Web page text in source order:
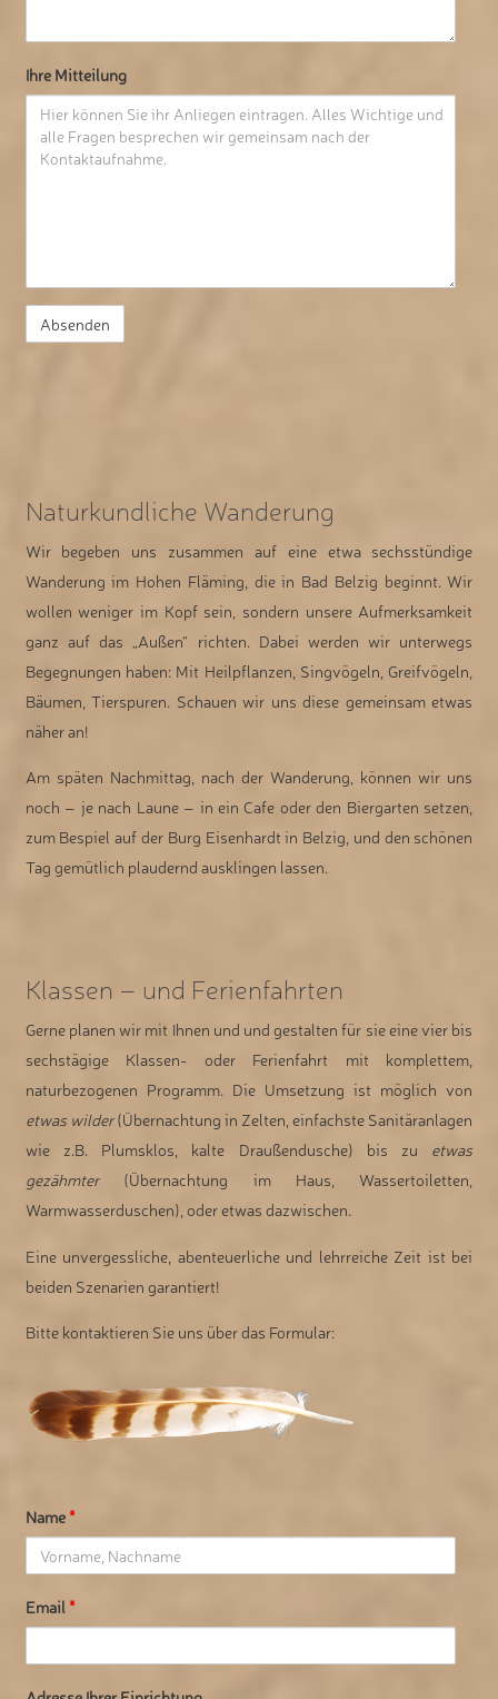
Ihre Mitteilung
Naturkundliche Wanderung
Wir begeben uns zusammen auf eine etwa sechsstündige
Wanderung im Hohen Fläming, die in Bad Belzig beginnt. Wir
wollen weniger im Kopf sein, sondern unsere Aufmerksamkeit
ganz auf das „Außen“ richten. Dabei werden wir unterwegs
Begegnungen haben: Mit Heilpflanzen, Singvögeln, Greifvögeln,
Bäumen, Tierspuren. Schauen wir uns diese gemeinsam etwas
näher an!
Am späten Nachmittag, nach der Wanderung, können wir uns
noch – je nach Laune – in ein Cafe oder den Biergarten setzen,
zum Bespiel auf der Burg Eisenhardt in Belzig, und den schönen
Tag gemütlich plaudernd ausklingen lassen.
Klassen – und Ferienfahrten
Gerne planen wir mit Ihnen und und gestalten für sie eine vier bis
sechstägige Klassen- oder Ferienfahrt mit komplettem,
naturbezogenen Programm. Die Umsetzung ist möglich von
etwas wilder(Übernachtung in Zelten, einfachste Sanitäranlagen
wie z.B. Plumsklos, kalte Draußendusche) bis zu etwas
gezähmter(Übernachtung im Haus, Wassertoiletten,
Warmwasserduschen), oder etwas dazwischen.
Eine unvergessliche, abenteuerliche und lehrreiche Zeit ist bei
beiden Szenarien garantiert!
Bitte kontaktieren Sie uns über das Formular:
Name *
Email *